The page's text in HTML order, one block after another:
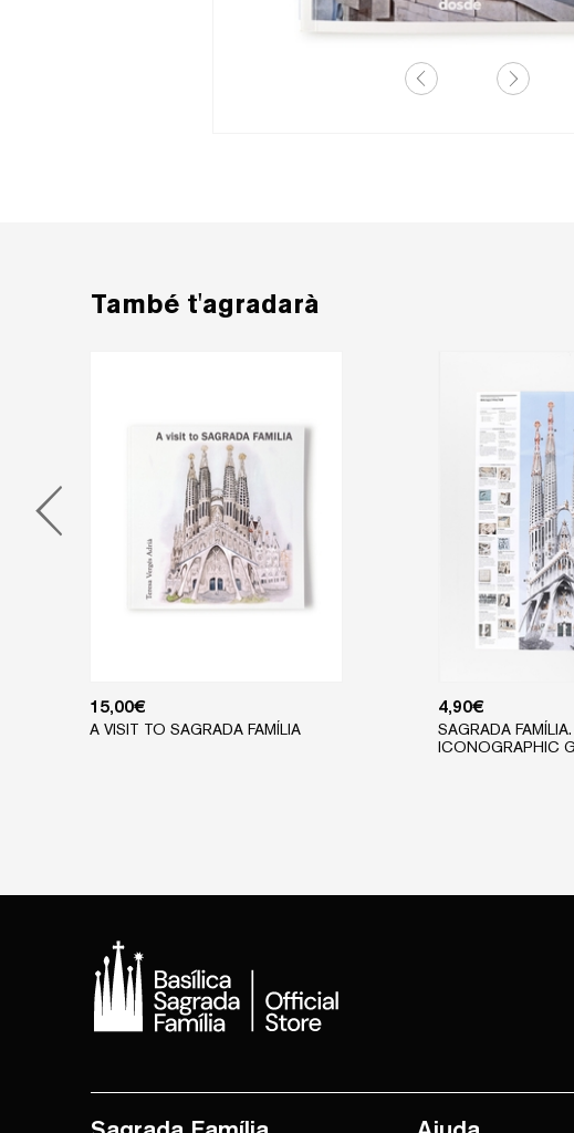
També t'agradarà
15,00€
A VISIT TO SAGRADA FAMÍLIA
4,90€
SAGRADA FAMÍLIA.
ICONOGRAPHIC